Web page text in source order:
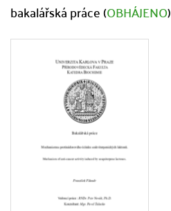
bakalářská práce (OBHÁJENO)